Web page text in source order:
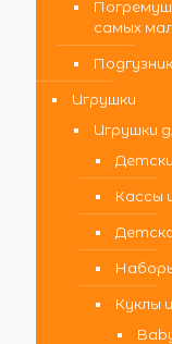
самых
Игрушки
Игрушки
Кассы
Куклы